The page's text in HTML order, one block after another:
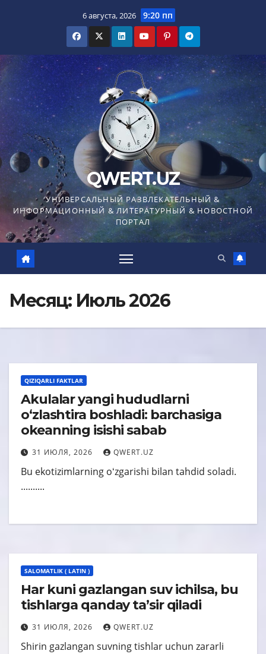
6 августа, 2026 9:20 пп
QWERT.UZ
УНИВЕРСАЛЬНЫЙ РАЗВЛЕКАТЕЛЬНЫЙ &
ИНФОРМАЦИОННЫЙ & ЛИТЕРАТУРНЫЙ & НОВОСТНОЙ
ПОРТАЛ
Месяц: Июль 2026
QIZIQARLI FAKTLAR
Akulalar yangi hududlarni
oʻzlashtira boshladi: barchasiga
okeanning isishi sabab
31 ИЮЛЯ, 2026 QWERT.UZ
Bu ekotizimlarning oʻzgarishi bilan tahdid soladi.
..........
SALOMATLIK ( LATIN )
Har kuni gazlangan suv ichilsa, bu
tishlarga qanday ta’sir qiladi
31 ИЮЛЯ, 2026 QWERT.UZ
Shirin gazlangan suvning tishlar uchun zararli